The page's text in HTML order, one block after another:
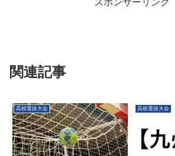
スポンサーリンク
関連記事
高校選抜大会 高校選抜大会